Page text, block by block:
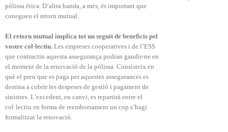
pòlissa ètica. D’altra banda, a més, és important que
conegueu el retorn mutual.
El retorn mutual implica tot un seguit de beneficis pel
vostre col·lectiu. Les empreses cooperatives i de l’ESS
que contractin aquesta assegurança podran gaudir-ne en
el moment de la renovació de la pòlissa. Consisteix en
què el preu que es paga per aquestes assegurances es
destina a cobrir les despeses de gestió i pagament de
sinistres. L’excedent, en canvi, es repartirà entre el
col·lectiu en forma de reemborsament un cop s’hagi
formalitzat la renovació.